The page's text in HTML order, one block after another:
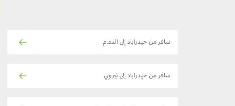
سافر من حيدراباد إلى الدمام
سافر من حيدراباد إلى نيروبي